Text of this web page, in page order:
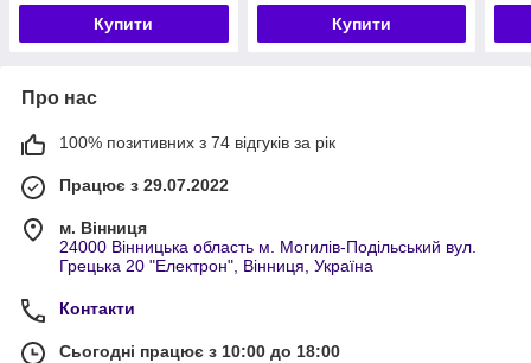
Купити Купити
Про нас
100% позитивних з 74 відгуків за рік
Працює з 29.07.2022
м. Вінниця
24000 Вінницька область м. Могилів-Подільський вул.
Грецька 20 "Електрон", Вінниця, Україна
Контакти
Сьогодні працює з 10:00 до 18:00